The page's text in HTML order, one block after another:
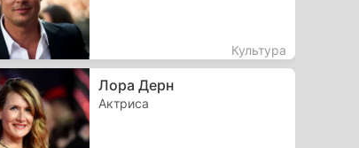
Культура
Лора Дерн
Актриса